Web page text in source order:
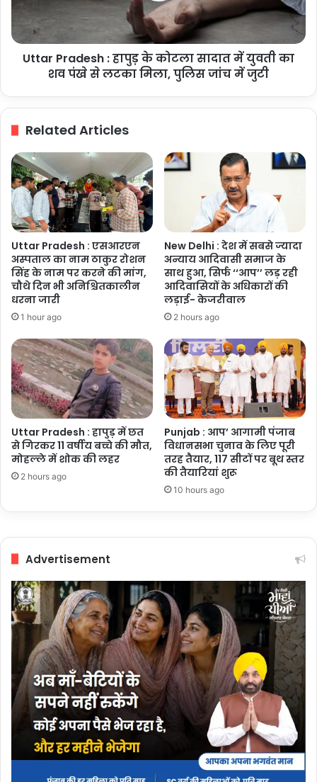
मौत,
पत्नी
और
गंभीर
सादात
युवती
मिला,
जांच
में
जुटी
Uttar Pradesh : हापुड़ के कोटला सादात में युवती का
शव पंखे से लटका मिला, पुलिस जांच में जुटी
Related Articles
Uttar Pradesh : एसआरएन
अस्पताल का नाम ठाकुर रोशन
सिंह के नाम पर करने की मांग,
चौथे दिन भी अनिश्चितकालीन
धरना जारी
1 hour ago
New Delhi : देश में सबसे ज्यादा
अन्याय आदिवासी समाज के
साथ हुआ, सिर्फ ‘‘आप’’ लड़ रही
आदिवासियों के अधिकारों की
लड़ाई- केजरीवाल
2 hours ago
Uttar Pradesh : हापुड़ में छत
से गिरकर 11 वर्षीय बच्चे की मौत,
मोहल्ले में शोक की लहर
2 hours ago
Punjab : आप’ आगामी पंजाब
विधानसभा चुनाव के लिए पूरी
तरह तैयार, 117 सीटों पर बूथ स्तर
की तैयारियां शुरू
10 hours ago
Advertisement